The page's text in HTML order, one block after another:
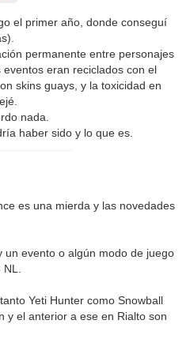
el primer año, donde conseguí
permanente entre personajes
eran reciclados con el
skins guays, y la toxicidad en
nada.
haber sido y lo que es.
es una mierda y las novedades
un evento o algún modo de juego
Yeti Hunter como Snowball
y el anterior a ese en Rialto son